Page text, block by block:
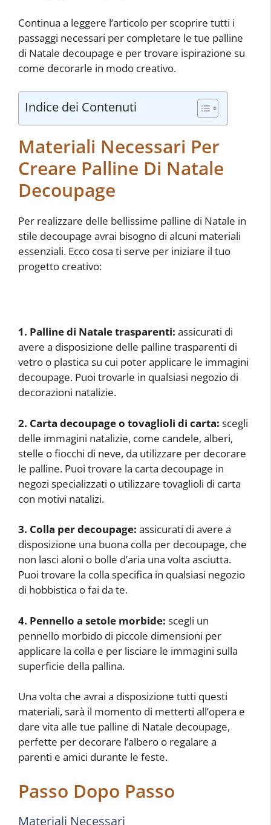
Continua a leggere l’articolo per scoprire tutti i
passaggi necessari per completare le tue palline
di Natale decoupage e per trovare ispirazione su
come decorarle in modo creativo.
Indice dei Contenuti
Materiali Necessari Per
Creare Palline Di Natale
Decoupage
Per realizzare delle bellissime palline di Natale in
stile decoupage avrai bisogno di alcuni materiali
essenziali. Ecco cosa ti serve per iniziare il tuo
progetto creativo:
1. Palline di Natale trasparenti: assicurati di
avere a disposizione delle palline trasparenti di
vetro o plastica su cui poter applicare le immagini
decoupage. Puoi trovarle in qualsiasi negozio di
decorazioni natalizie.
2. Carta decoupage o tovaglioli di carta: scegli
delle immagini natalizie, come candele, alberi,
stelle o fiocchi di neve, da utilizzare per decorare
le palline. Puoi trovare la carta decoupage in
negozi specializzati o utilizzare tovaglioli di carta
con motivi natalizi.
3. Colla per decoupage: assicurati di avere a
disposizione una buona colla per decoupage, che
non lasci aloni o bolle d’aria una volta asciutta.
Puoi trovare la colla specifica in qualsiasi negozio
di hobbistica o fai da te.
4. Pennello a setole morbide: scegli un
pennello morbido di piccole dimensioni per
applicare la colla e per lisciare le immagini sulla
superficie della pallina.
Una volta che avrai a disposizione tutti questi
materiali, sarà il momento di metterti all’opera e
dare vita alle tue palline di Natale decoupage,
perfette per decorare l’albero o regalare a
parenti e amici durante le feste.
Passo Dopo Passo
Materiali Necessari